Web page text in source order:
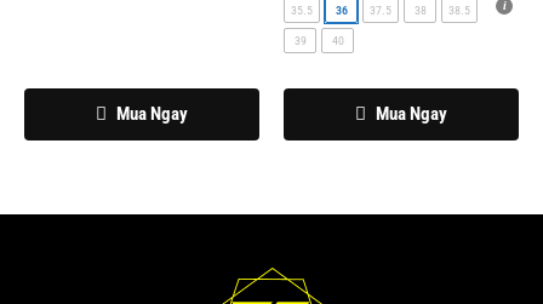
Mua Ngay
sản
Mua Ngay
trên
sản
35.5 36 37.5 38 38.5
39 40